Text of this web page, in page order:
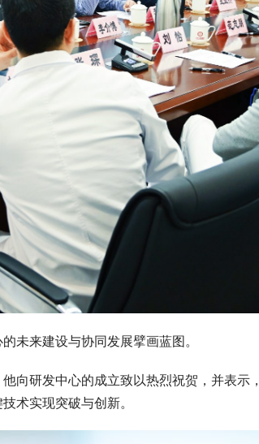
未来建设与协同发展擘画蓝图。
向研发中心的成立致以热烈祝贺，并表
术实现突破与创新。